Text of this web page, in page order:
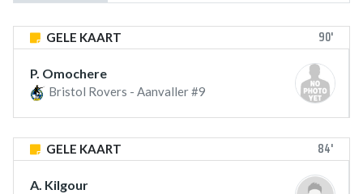
GELE KAART 90'
P. Omochere
Bristol Rovers - Aanvaller #9
GELE KAART 84'
A. Kilgour